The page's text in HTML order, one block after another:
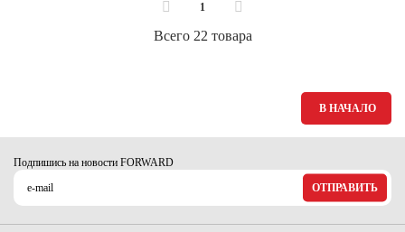
1
Всего 22 товара
В НАЧАЛО
Подпишись на новости FORWARD
ОТПРАВИТЬ